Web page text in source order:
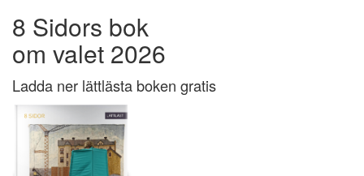
8 Sidors bok
om valet 2026
Ladda ner lättlästa boken gratis